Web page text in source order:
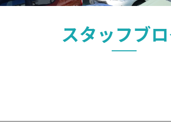
スタッフブ